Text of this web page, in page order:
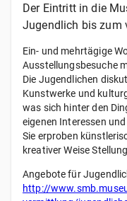
Der Eintritt in die
Jugendlich bis zum
Ein- und mehrtägige
Ausstellungsbesuche
Die Jugendlichen
Kunstwerke und
was sich hinter den
eigenen Interessen
Sie erproben
kreativer Weise
Angebote für
http://